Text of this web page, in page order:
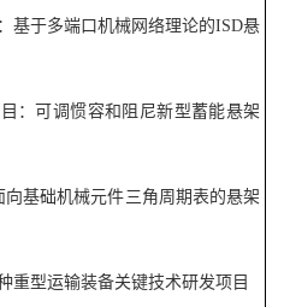
： 基于多端口机械网络理论的ISD悬
： 可调惯容和阻尼新型蓄能悬架
向基础机械元件三角周期表的悬架
重型运输装备关键技术研发项目